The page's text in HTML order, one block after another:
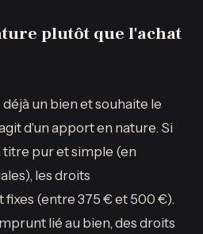
plutôt que l'achat
un bien et souhaite le
d'un apport en nature. Si
pur et simple (en
les droits
(entre 375 € et 500 €).
lié au bien, des droits